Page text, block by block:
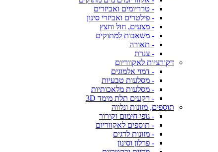
- טרריומים ואביזרים
- פילטרים ואביזרי סינון
- מצעים, חול וחצץ
- משאבות למתוקים
- תאורה
- צנרת
דקורציות לאקווריום
- דמוי אלמוגים
- מסלעות טבעיות
- מסלעות מלאכותיות
- רקעים תלת מימד 3D
תוספים, מזונות ונלווה
- גופי חימום וקירור
- תוספים לאקווריום
- מזונות לדגים
- פרלון וסינון